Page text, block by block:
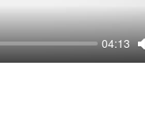
04:13